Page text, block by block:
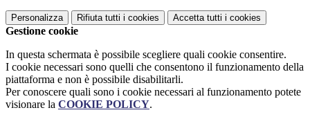
Personalizza Rifiuta tutti i cookies Accetta tutti i cookies
Gestione cookie
In questa schermata è possibile scegliere quali cookie consentire.
I cookie necessari sono quelli che consentono il funzionamento della
piattaforma e non è possibile disabilitarli.
Per conoscere quali sono i cookie necessari al funzionamento potete
visionare la COOKIE POLICY.